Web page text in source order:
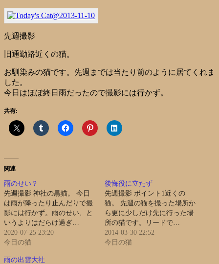
先週撮影
旧通勤路近くの猫。
お馴染みの猫です。先週までは当たり前のように居てくれま
した。
今日はほぼ終日雨だったので撮影には行かず。
共有:
関連
雨のせい？
先週撮影 神社の黒猫。 今日
は雨が降ったり止んだりで撮
影には行かず。雨のせい、と
いうよりはだらけ過ぎ…
2020-07-25 23:20
今日の猫
後悔役に立たず
先週撮影 ポイント1近くの
猫。 先週の猫を撮った場所か
ら更に少しだけ先に行った場
所の猫です。リードで…
2014-03-30 22:52
今日の猫
雨の出雲大社